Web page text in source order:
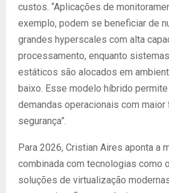
custos. “Aplicações de
exemplo, podem se beneficiar de
grandes hyperscales com alta
processamento, enquanto
estáticos são alocados em
baixo. Esse modelo híbrido
demandas operacionais com
segurança”.
Para 2026, Cristian Aires aponta a
combinada com tecnologias como
soluções de virtualização